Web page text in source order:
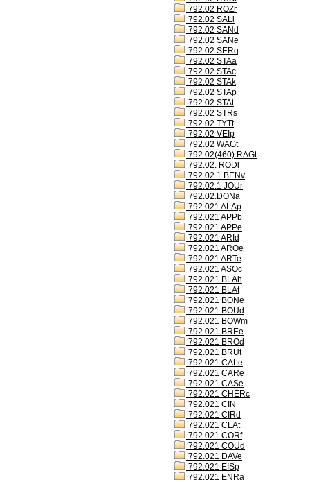
792.02 ROZr
792.02 SALi
792.02 SANd
792.02 SANe
792.02 SERq
792.02 STAa
792.02 STAc
792.02 STAk
792.02 STAp
792.02 STAt
792.02 STRs
792.02 TYTt
792.02 VEIp
792.02 WAGt
792.02(460) RAGt
792.02. RODl
792.02.1 BENv
792.02.1 JOUr
792.02.DONa
792.021 ALAp
792.021 APPb
792.021 APPe
792.021 ARId
792.021 AROe
792.021 ARTe
792.021 ASOc
792.021 BLAh
792.021 BLAt
792.021 BONe
792.021 BOUd
792.021 BOWm
792.021 BREe
792.021 BROd
792.021 BRUt
792.021 CALe
792.021 CARe
792.021 CASe
792.021 CHERc
792.021 CIN
792.021 CIRd
792.021 CLAt
792.021 CORf
792.021 COUd
792.021 DAVe
792.021 EISp
792.021 ENRa